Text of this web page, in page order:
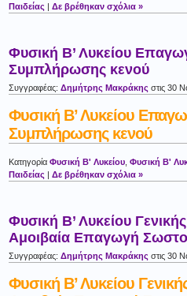
Παιδείας | Δε βρέθηκαν σχόλια »
Φυσική Β’ Λυκείου
Συμπλήρωσης κενού
Συγγραφέας: Δημήτρης Μακράκης στις 30
Φυσική Β’ Λυκείου
Συμπλήρωσης κενού
Κατηγορία Φυσική Β' Λυκείου Φυσική Β'
Παιδείας | Δε βρέθηκαν σχόλια »
Φυσική Β’ Λυκείου
Αμοιβαία Επαγωγή
Συγγραφέας: Δημήτρης Μακράκης στις 30
Φυσική Β’ Λυκείου